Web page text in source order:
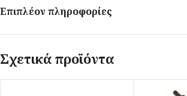
Επιπλέον πληροφορίες
Σχετικά προϊόντα